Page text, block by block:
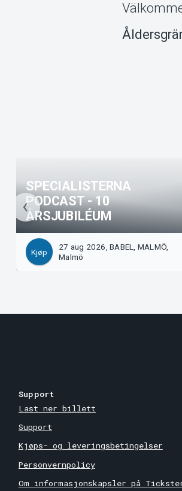
SPECIALISTERNA
PODCAST - 10
ÅRSJUBILÉUM
Kjøp
27 aug 2026, BABEL, MALMÖ,
Malmö
Support
Last ner billett
Support
Kjøps- og leveringsbetingelser
Personvernpolicy
Om informasjonskapsler på